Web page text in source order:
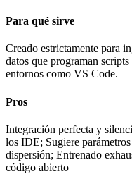
Para qué sirve
Creado estrictamente para
datos que programan
entornos como VS Code.
Pros
Integración perfecta y
los IDE; Sugiere
dispersión; Entrenado
código abierto